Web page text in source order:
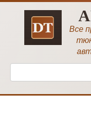
Перейти
Все
Поиск: